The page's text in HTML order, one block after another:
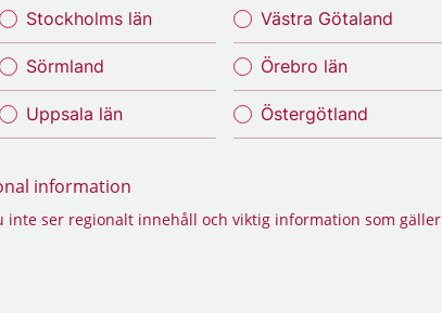
Stockholms län
Sörmland
Uppsala län
Västra Götaland
Örebro län
Östergötland
information
inte ser regionalt innehåll och viktig information som gäller